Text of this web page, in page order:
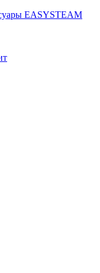
EASYSTEAM